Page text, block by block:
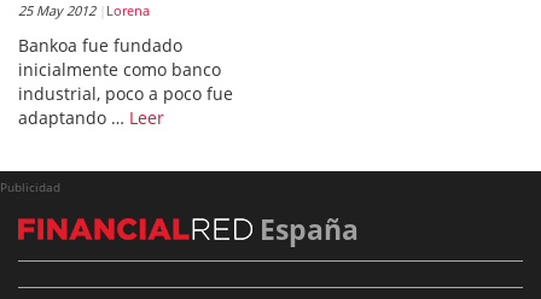
25 May 2012 Lorena
Bankoa fue fundado
inicialmente como banco
industrial, poco a poco fue
adaptando … Leer
Publicidad
España